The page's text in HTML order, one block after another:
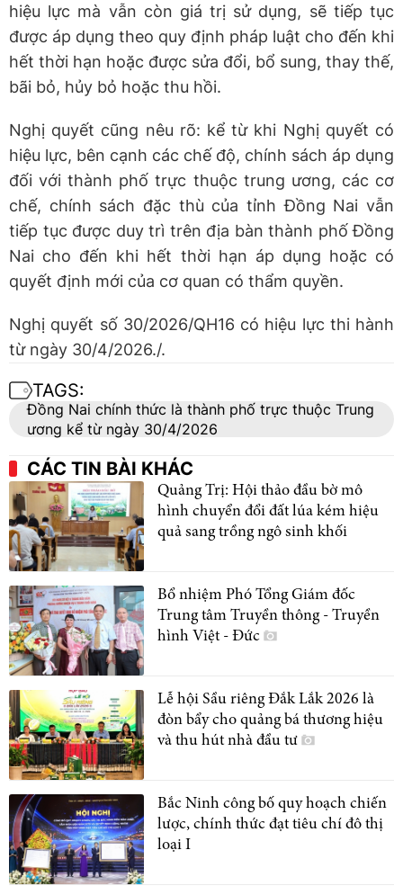
hiệu lực mà vẫn còn giá trị sử dụng, sẽ tiếp tục
được áp dụng theo quy định pháp luật cho đến khi
hết thời hạn hoặc được sửa đổi, bổ sung, thay thế,
bãi bỏ, hủy bỏ hoặc thu hồi.
Nghị quyết cũng nêu rõ: kể từ khi Nghị quyết có
hiệu lực, bên cạnh các chế độ, chính sách áp dụng
đối với thành phố trực thuộc trung ương, các cơ
chế, chính sách đặc thù của tỉnh Đồng Nai vẫn
tiếp tục được duy trì trên địa bàn thành phố Đồng
Nai cho đến khi hết thời hạn áp dụng hoặc có
quyết định mới của cơ quan có thẩm quyền.
Nghị quyết số 30/2026/QH16 có hiệu lực thi hành
từ ngày 30/4/2026./.
TAGS:
Đồng Nai chính thức là thành phố trực thuộc Trung
ương kể từ ngày 30/4/2026
CÁC TIN BÀI KHÁC
Quảng Trị: Hội thảo đầu bờ mô
hình chuyển đổi đất lúa kém hiệu
quả sang trồng ngô sinh khối
Bổ nhiệm Phó Tổng Giám đốc
Trung tâm Truyền thông - Truyền
hình Việt - Đức
Lễ hội Sầu riêng Đắk Lắk 2026 là
đòn bẩy cho quảng bá thương hiệu
và thu hút nhà đầu tư
Bắc Ninh công bố quy hoạch chiến
lược, chính thức đạt tiêu chí đô thị
loại I